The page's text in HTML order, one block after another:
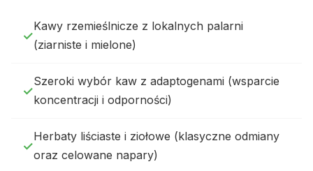
Kawy rzemieślnicze z lokalnych palarni
(ziarniste i mielone)
Szeroki wybór kaw z adaptogenami (wsparcie
koncentracji i odporności)
Herbaty liściaste i ziołowe (klasyczne odmiany
oraz celowane napary)